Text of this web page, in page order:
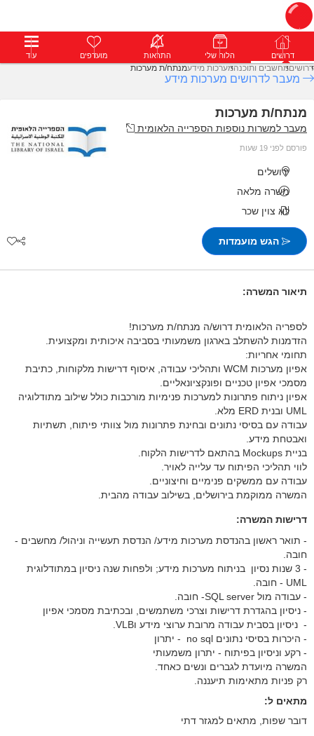
דרושים פרופילים הודעות פרימיום דרושים הלוח שלי התראות מועדפים עוד
דרושיםמחשבים ותוכנהמערכות מידעמנתח/ת מערכות
מעבר לדרושים מערכות מידע
מנתח/ת מערכות
מעבר למשרות נוספות הספרייה הלאומית
פורסם לפני 19 שעות
ירושלים
משרה מלאה
לא צוין שכר
הגש מועמדות
תיאור המשרה:
לספריה הלאומית דרוש/ה מנתח/ת מערכות!
הזדמנות להשתלב בארגון משמעותי בסביבה איכותית ומקצועית.
תחומי אחריות:
אפיון מערכות WCM ותהליכי עבודה, איסוף דרישות מלקוחות, כתיבת
מסמכי אפיון טכניים ופונקציונאליים.
אפיון ניתוח פתרונות למערכות פנימיות מורכבות כולל שילוב מתודלוגיה
UML ובנית ERD מלא.
עבודה עם בסיסי נתונים ובחינת פתרונות מול צוותי פיתוח, תשתיות
ואבטחת מידע.
בניית Mockups בהתאם לדרישות הלקוח.
לווי תהליכי הפיתוח עד עלייה לאויר.
עבודה עם ממשקים פנימיים וחיצוניים.
המשרה ממוקמת בירושלים, בשילוב עבודה מהבית.
דרישות המשרה:
- תואר ראשון בהנדסת מערכות מידע/ הנדסת תעשייה וניהול/ מחשבים -
חובה.
- 3 שנות נסיון בניתוח מערכות מידע; ולפחות שנה ניסיון במתודלוגית
UML - חובה.
- עבודה מול SQL server- חובה.
- ניסיון בהגדרת דרישות וצרכי משתמשים, ובכתיבת מסמכי אפיון
​​​​​​​- ניסיון בסבית עבודה מרובת ערוצי מידע וVLB.
- היכרות בסיסי נתונים no sql - יתרון
- רקע וניסיון בפיתוח - יתרון משמעותי
המשרה מיועדת לגברים ונשים כאחד.
רק פניות מתאימות תיעננה.
מתאים ל:
דובר שפות, מתאים למגזר דתי